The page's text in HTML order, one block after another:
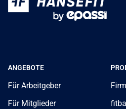
ANGEBOTE
Für Arbeitgeber
Für Mitglieder